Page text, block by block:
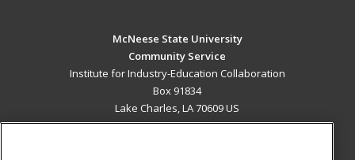
McNeese State University
Community Service
Institute for Industry-Education Collaboration
Box 91834
Lake Charles, LA 70609 US